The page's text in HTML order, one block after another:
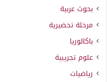
بحوث عربية
مرحلة تحضيرية
باكالوريا
علوم تجريبية
رياضيات